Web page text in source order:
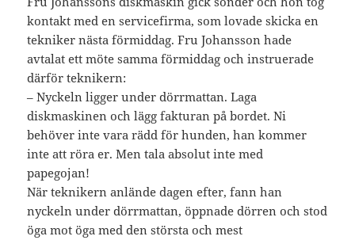
kontakt med en servicefirma, som lovade skicka en
tekniker nästa förmiddag. Fru Johansson hade
avtalat ett möte samma förmiddag och instruerade
därför teknikern:
– Nyckeln ligger under dörrmattan. Laga
diskmaskinen och lägg fakturan på bordet. Ni
behöver inte vara rädd för hunden, han kommer
inte att röra er. Men tala absolut inte med
papegojan!
När teknikern anlände dagen efter, fann han
nyckeln under dörrmattan, öppnade dörren och stod
öga mot öga med den största och mest